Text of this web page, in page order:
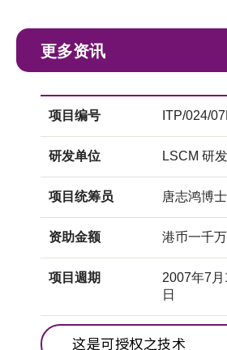
更多资讯
项目编号 ITP/024/
研发单位 LSCM 研
项目统筹员 唐志鸿博士
资助金额 港币一千万
项目週期
2007年7
日
这是可授权之技术